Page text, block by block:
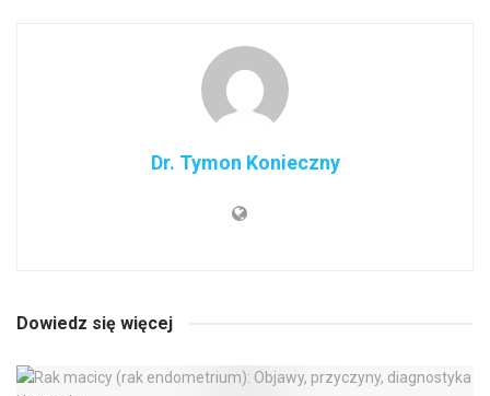
Dr. Tymon Konieczny
Dowiedz się więcej